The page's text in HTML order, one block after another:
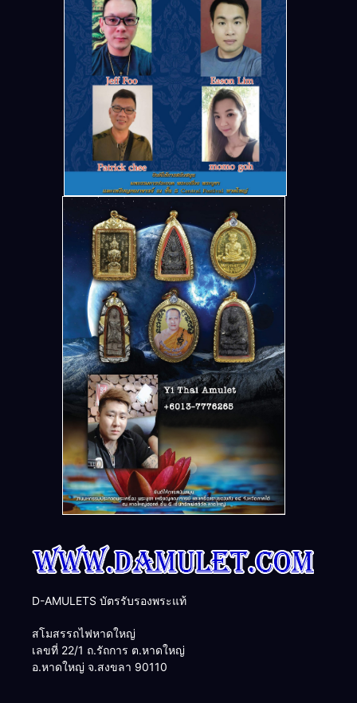
D-AMULETS บัตรรับรองพระแท้
สโมสรรถไฟหาดใหญ่
เลขที่ 22/1 ถ.รัถการ ต.หาดใหญ่
อ.หาดใหญ่ จ.สงขลา 90110